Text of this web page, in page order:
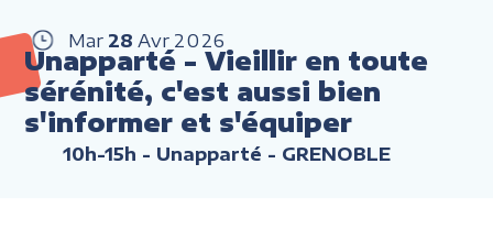
Mar 28 Avr 2026
Unapparté - Vieillir en toute
sérénité, c'est aussi bien
s'informer et s'équiper
10h-15h - Unapparté - GRENOBLE